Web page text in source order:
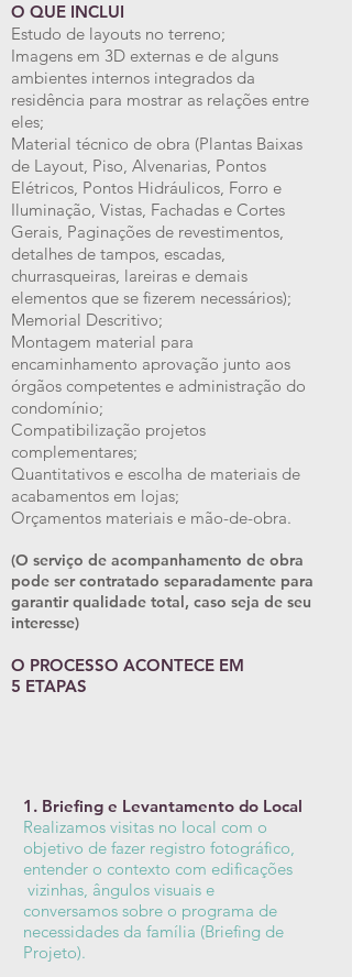
O QUE INCLUI
Estudo de layouts no terreno;
Imagens em 3D externas e de alguns
ambientes internos integrados da
residência para mostrar as relações entre
eles;
Material técnico de obra (Plantas Baixas
de Layout, Piso, Alvenarias, Pontos
Elétricos, Pontos Hidráulicos, Forro e
Iluminação, Vistas, Fachadas e Cortes
Gerais, Paginações de revestimentos,
detalhes de tampos, escadas,
churrasqueiras, lareiras e demais
elementos que se fizerem necessários);
Memorial Descritivo;
Montagem material para
encaminhamento aprovação junto aos
órgãos competentes e administração do
condomínio;
Compatibilização projetos
complementares;
Quantitativos e escolha de materiais de
acabamentos em lojas;
Orçamentos materiais e mão-de-obra.
(O serviço de acompanhamento de obra
pode ser contratado separadamente para
garantir qualidade total, caso seja de seu
interesse)
O PROCESSO ACONTECE EM
5 ETAPAS
1. Briefing e Levantamento do Local
Realizamos visitas no local com o
objetivo de fazer registro fotográfico,
entender o contexto com edificações
vizinhas, ângulos visuais e
conversamos sobre o programa de
necessidades da família (Briefing de
Projeto).